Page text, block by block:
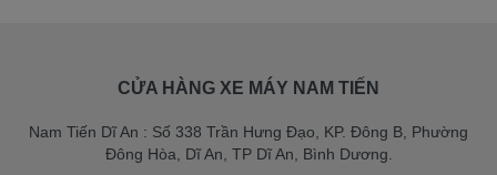
CỬA HÀNG XE MÁY NAM TIẾN
Nam Tiến Dĩ An : Số 338 Trần Hưng Đạo, KP. Đông B, Phường
Đông Hòa, Dĩ An, TP Dĩ An, Bình Dương.